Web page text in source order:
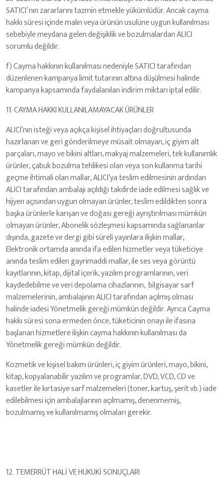
SATICI’ nın zararlarını tazmin etmekle yükümlüdür. Ancak cayma
hakkı süresi içinde malın veya ürünün usulüne uygun kullanılması
sebebiyle meydana gelen değişiklik ve bozulmalardan ALICI
sorumlu değildir.
f) Cayma hakkının kullanılması nedeniyle SATICI tarafından
düzenlenen kampanya limit tutarının altına düşülmesi halinde
kampanya kapsamında faydalanılan indirim miktarı iptal edilir.
11. CAYMA HAKKI KULLANILAMAYACAK ÜRÜNLER
ALICI’nın isteği veya açıkça kişisel ihtiyaçları doğrultusunda
hazırlanan ve geri gönderilmeye müsait olmayan, iç giyim alt
parçaları, mayo ve bikini altları, makyaj malzemeleri, tek kullanımlık
ürünler, çabuk bozulma tehlikesi olan veya son kullanma tarihi
geçme ihtimali olan mallar, ALICI’ya teslim edilmesinin ardından
ALICI tarafından ambalajı açıldığı takdirde iade edilmesi sağlık ve
hijyen açısından uygun olmayan ürünler, teslim edildikten sonra
başka ürünlerle karışan ve doğası gereği ayrıştırılması mümkün
olmayan ürünler, Abonelik sözleşmesi kapsamında sağlananlar
dışında, gazete ve dergi gibi süreli yayınlara ilişkin mallar,
Elektronik ortamda anında ifa edilen hizmetler veya tüketiciye
anında teslim edilen gayrimaddi mallar, ile ses veya görüntü
kayıtlarının, kitap, dijital içerik, yazılım programlarının, veri
kaydedebilme ve veri depolama cihazlarının, bilgisayar sarf
malzemelerinin, ambalajının ALICI tarafından açılmış olması
halinde iadesi Yönetmelik gereği mümkün değildir. Ayrıca Cayma
hakkı süresi sona ermeden önce, tüketicinin onayı ile ifasına
başlanan hizmetlere ilişkin cayma hakkının kullanılması da
Yönetmelik gereği mümkün değildir.
Kozmetik ve kişisel bakım ürünleri, iç giyim ürünleri, mayo, bikini,
kitap, kopyalanabilir yazılım ve programlar, DVD, VCD, CD ve
kasetler ile kırtasiye sarf malzemeleri (toner, kartuş, şerit vb.) iade
edilebilmesi için ambalajlarının açılmamış, denenmemiş,
bozulmamış ve kullanılmamış olmaları gerekir.
12. TEMERRÜT HALİ VE HUKUKİ SONUÇLARI